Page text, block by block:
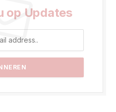
op Updates